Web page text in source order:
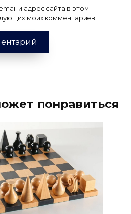
и адрес сайта в этом
моих комментариев.
понравиться